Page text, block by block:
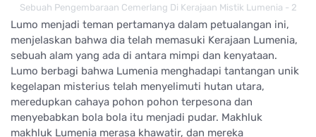
Sebuah Pengembaraan Cemerlang Di Kerajaan Mistik Lumenia - 2
Lumo menjadi teman pertamanya dalam petualangan ini,
menjelaskan bahwa dia telah memasuki Kerajaan Lumenia,
sebuah alam yang ada di antara mimpi dan kenyataan.
Lumo berbagi bahwa Lumenia menghadapi tantangan unik
kegelapan misterius telah menyelimuti hutan utara,
meredupkan cahaya pohon pohon terpesona dan
menyebabkan bola bola itu menjadi pudar. Makhluk
makhluk Lumenia merasa khawatir, dan mereka